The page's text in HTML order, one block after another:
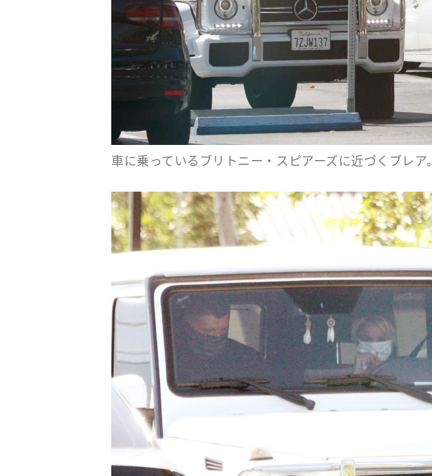
車に乗っているブリトニー・スピアーズに近づくブレア。